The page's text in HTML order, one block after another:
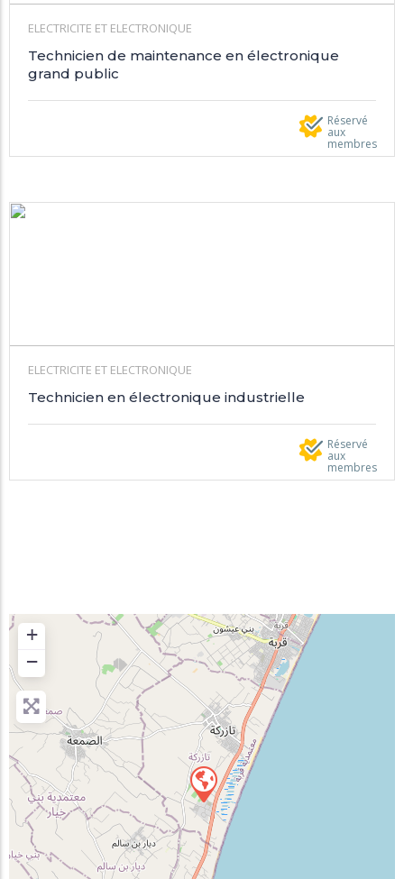
ELECTRICITE ET ELECTRONIQUE
Technicien de maintenance en électronique
grand public
Réservé
aux
membres
ELECTRICITE ET ELECTRONIQUE
Technicien en électronique industrielle
Réservé
aux
membres
+
−